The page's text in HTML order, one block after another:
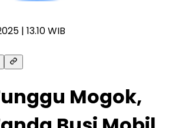
| 13.10 WIB
Mogok,